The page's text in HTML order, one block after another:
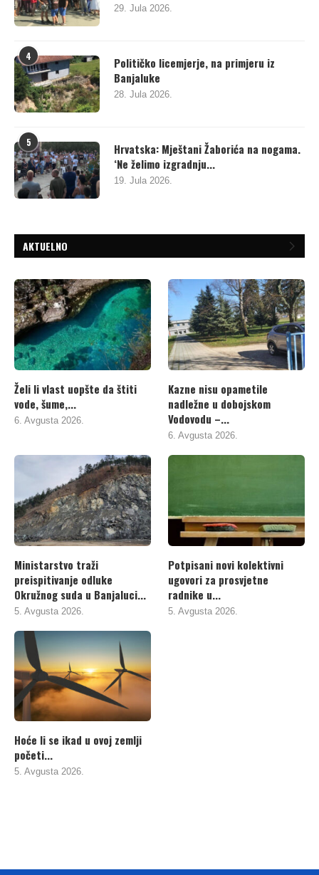
29. Jula 2026.
4
Političko licemjerje, na primjeru iz
Banjaluke
28. Jula 2026.
5
Hrvatska: Mještani Žaborića na nogama.
‘Ne želimo izgradnju...
19. Jula 2026.
AKTUELNO
Želi li vlast uopšte da štiti
vode, šume,...
6. Avgusta 2026.
Kazne nisu opametile
nadležne u dobojskom
Vodovodu –...
6. Avgusta 2026.
Ministarstvo traži
preispitivanje odluke
Okružnog suda u Banjaluci...
5. Avgusta 2026.
Potpisani novi kolektivni
ugovori za prosvjetne
radnike u...
5. Avgusta 2026.
Hoće li se ikad u ovoj zemlji
početi...
5. Avgusta 2026.